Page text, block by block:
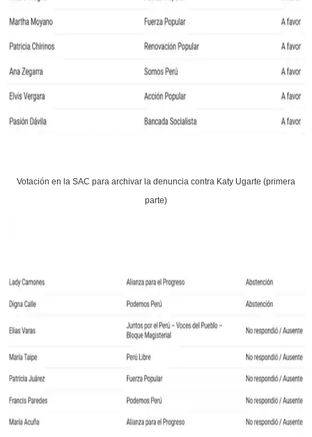
Votación en la SAC para archivar la denuncia contra Katy Ugarte (primera
parte)